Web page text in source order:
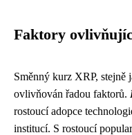
Faktory
Směnný kurz XRP,
ovlivňován řadou faktorů.
rostoucí adopce
institucí. S rostoucí